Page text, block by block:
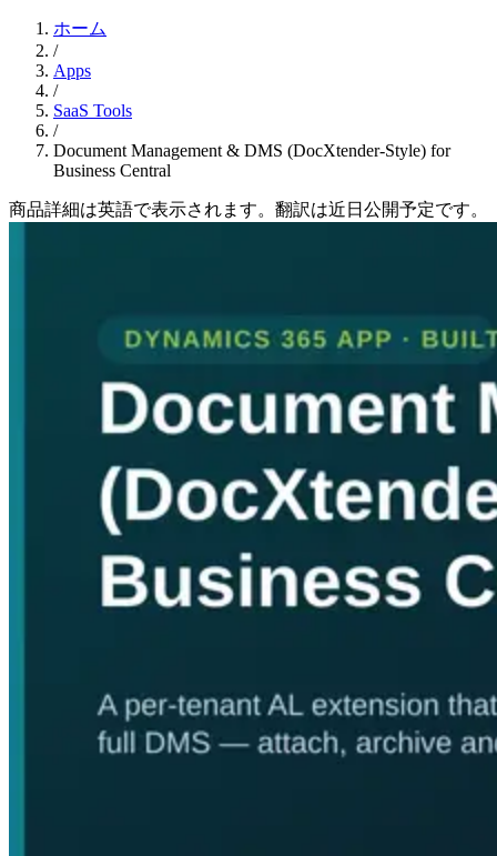
ホーム
/
Apps
/
SaaS Tools
/
Document Management & DMS (DocXtender-Style) for
Business Central
商品詳細は英語で表示されます。翻訳は近日公開予定です。